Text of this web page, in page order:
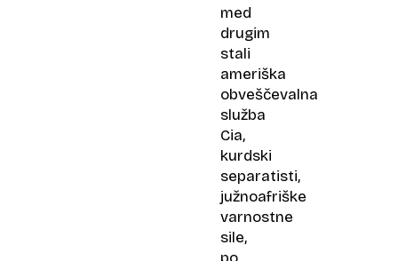
med
drugim
stali
ameriška
obveščevalna
služba
Cia,
kurdski
separatisti,
južnoafriške
varnostne
sile,